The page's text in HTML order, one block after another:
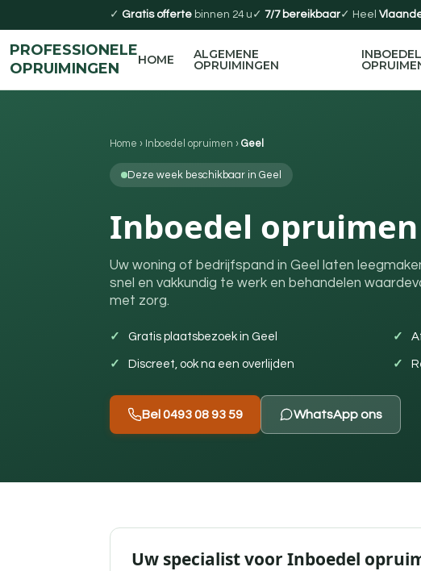
✓ Gratis offerte binnen 24 u ✓ 7/7 bereikbaar✓ Heel
PROFESSIONELE
OPRUIMINGEN
HOME ALGEMENE
OPRUIMINGEN
INBOEDEL
Home › Inboedel opruimen › Geel
Deze week beschikbaar in Geel
Inboedel opruimen
Uw woning of bedrijfspand in Geel laten
snel en vakkundig te werk en behandelen
met zorg.
Gratis plaatsbezoek in Geel
Discreet, ook na een overlijden
Bel 0493 08 93 59 WhatsApp ons
Uw specialist voor Inboedel